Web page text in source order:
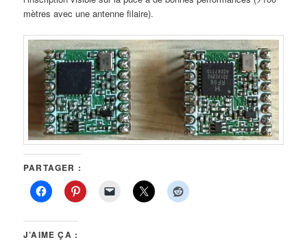
mètres avec une antenne filaire).
PARTAGER :
J’AIME ÇA :